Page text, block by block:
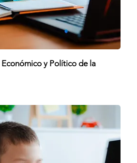
y Político de la